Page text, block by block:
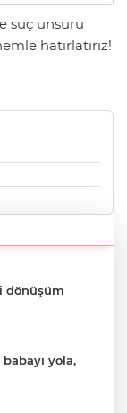
suç unsuru
hatırlatırız!
dönüşüm
yola,